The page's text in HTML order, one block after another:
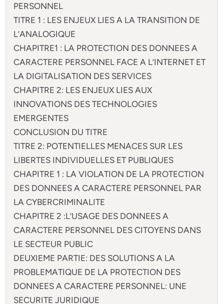
PERSONNEL
TITRE 1 : LES ENJEUX LIES A LA TRANSITION DE
L’ANALOGIQUE
CHAPITRE1 : LA PROTECTION DES DONNEES A
CARACTERE PERSONNEL FACE A L’INTERNET ET
LA DIGITALISATION DES SERVICES
CHAPITRE 2: LES ENJEUX LIES AUX
INNOVATIONS DES TECHNOLOGIES
EMERGENTES
CONCLUSION DU TITRE
TITRE 2: POTENTIELLES MENACES SUR LES
LIBERTES INDIVIDUELLES ET PUBLIQUES
CHAPITRE 1 : LA VIOLATION DE LA PROTECTION
DES DONNEES A CARACTERE PERSONNEL PAR
LA CYBERCRIMINALITE
CHAPITRE 2 :L’USAGE DES DONNEES A
CARACTERE PERSONNEL DES CITOYENS DANS
LE SECTEUR PUBLIC
DEUXIEME PARTIE: DES SOLUTIONS A LA
PROBLEMATIQUE DE LA PROTECTION DES
DONNEES A CARACTERE PERSONNEL: UNE
SECURITE JURIDIQUE